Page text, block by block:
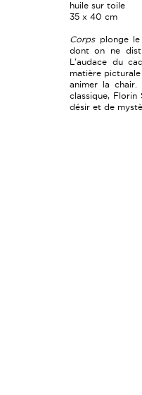
huile sur toile
35 x 40 cm
Corpsplonge le
dont on ne
L'audace du
matière
animer la
classique, Florin
désir et de